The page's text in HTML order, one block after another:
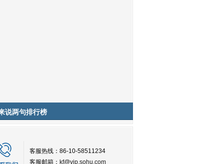
说两句排行榜
客服热线：86-10-58511234
客服邮箱： kf@vip.sohu.com